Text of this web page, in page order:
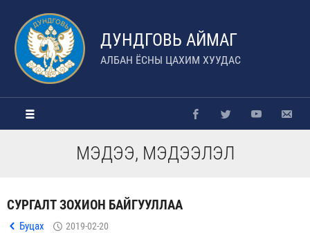
ДУНДГОВЬ АЙМАГ
АЛБАН ЁСНЫ ЦАХИМ ХУУДАС
МЭДЭЭ, МЭДЭЭЛЭЛ
СУРГАЛТ ЗОХИОН БАЙГУУЛЛАА
Буцах 2019-02-20